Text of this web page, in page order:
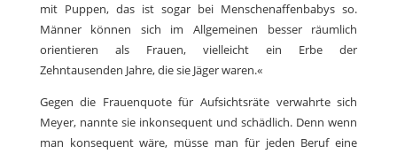
mit Puppen, das ist sogar bei Menschenaffenbabys so.
Männer können sich im Allgemeinen besser räumlich
orientieren als Frauen, vielleicht ein Erbe der
Zehntausenden Jahre, die sie Jäger waren.«
Gegen die Frauenquote für Aufsichtsräte verwahrte sich
Meyer, nannte sie inkonsequent und schädlich. Denn wenn
man konsequent wäre, müsse man für jeden Beruf eine